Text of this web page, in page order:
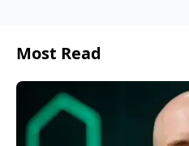
Most Read